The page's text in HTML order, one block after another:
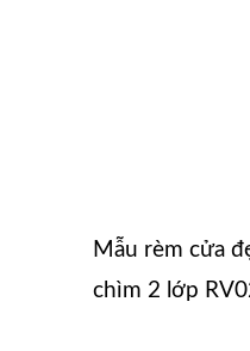
Mẫu rèm cửa
chìm 2 lớp